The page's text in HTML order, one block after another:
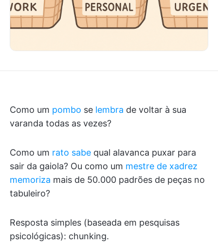
Como um pombo se lembra de voltar à sua
varanda todas as vezes?
Como um rato sabe qual alavanca puxar para
sair da gaiola? Ou como um mestre de xadrez
memoriza mais de 50.000 padrões de peças no
tabuleiro?
Resposta simples (baseada em pesquisas
psicológicas): chunking.